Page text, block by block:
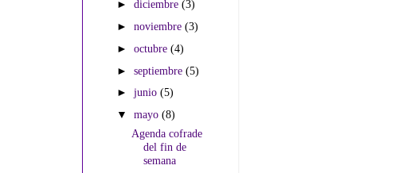
►diciembre(3)
►noviembre(3)
►octubre(4)
►septiembre(5)
►junio(5)
▼mayo(8)
Agenda cofrade
del fin de
semana